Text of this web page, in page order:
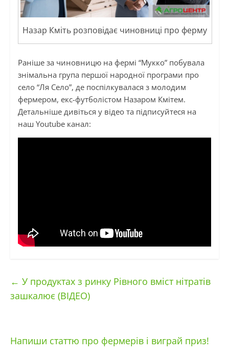
Назар Кміть розповідає чиновниці про ферму
Раніше за чиновницю на фермі “Мукко” побувала
знімальна група першої народної програми про
село “Ля Село”, де поспілкувалася з молодим
фермером, екс-футболістом Назаром Кмітем.
Детальніше дивіться у відео та підписуйтеся на
наш Youtube канал:
← У продуктах з ринку Рівного вміст нітратів
зашкалює (ВІДЕО)
Напиши статтю про фермерів і виграй приз!